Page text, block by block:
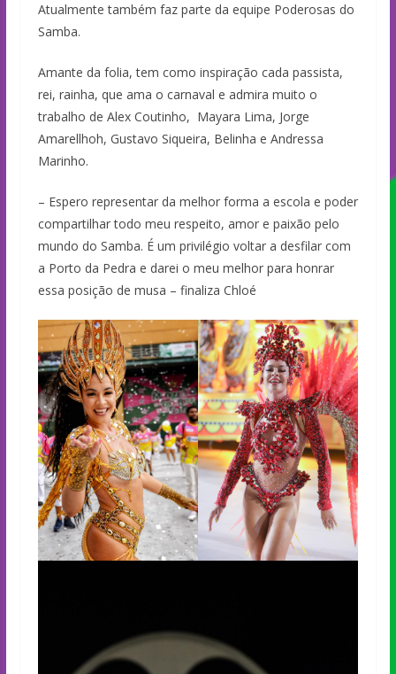
Atualmente também faz parte da equipe Poderosas do
Samba.
Amante da folia, tem como inspiração cada passista,
rei, rainha, que ama o carnaval e admira muito o
trabalho de Alex Coutinho, Mayara Lima, Jorge
Amarellhoh, Gustavo Siqueira, Belinha e Andressa
Marinho.
– Espero representar da melhor forma a escola e poder
compartilhar todo meu respeito, amor e paixão pelo
mundo do Samba. É um privilégio voltar a desfilar com
a Porto da Pedra e darei o meu melhor para honrar
essa posição de musa – finaliza Chloé